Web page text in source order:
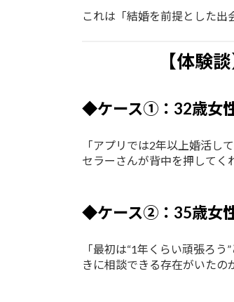
これは「結婚を前提とした出
【体験
◆ケース①：32歳女
「アプリでは2年以上婚活し
セラーさんが背中を押してく
◆ケース②：35歳女
「最初は“1年くらい頑張ろう
きに相談できる存在がいたの